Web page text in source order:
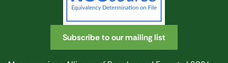
Subscribe to our mailing list